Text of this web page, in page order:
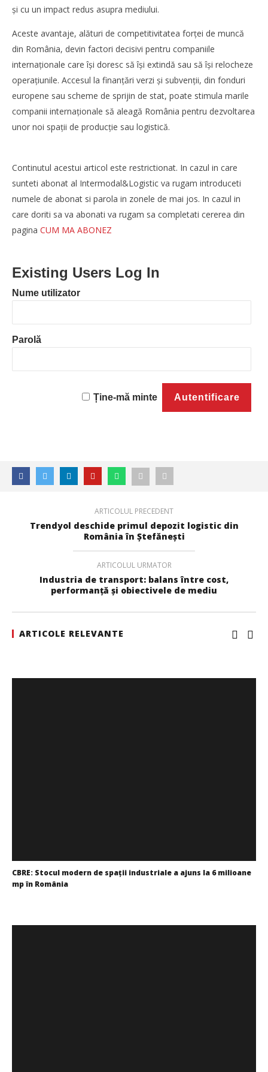
și cu un impact redus asupra mediului.
Aceste avantaje, alături de competitivitatea forţei de muncă
din România, devin factori decisivi pentru companiile
internaţionale care își doresc să își extindă sau să își relocheze
operaţiunile. Accesul la finanţări verzi și subvenţii, din fonduri
europene sau scheme de sprijin de stat, poate stimula marile
companii internaţionale să aleagă România pentru dezvoltarea
unor noi spaţii de producţie sau logistică.
Continutul acestui articol este restrictionat. In cazul in care
sunteti abonat al Intermodal&Logistic va rugam introduceti
numele de abonat si parola in zonele de mai jos. In cazul in
care doriti sa va abonati va rugam sa completati cererea din
pagina CUM MA ABONEZ
Existing Users Log In
Nume utilizator
Parolă
Ține-mă minte
ARTICOLUL PRECEDENT
Trendyol deschide primul depozit logistic din
România în Ștefănești
ARTICOLUL URMATOR
Industria de transport: balans între cost,
performanţă și obiectivele de mediu
ARTICOLE RELEVANTE
CBRE: Stocul modern de spații industriale a ajuns la 6 milioane
mp în România